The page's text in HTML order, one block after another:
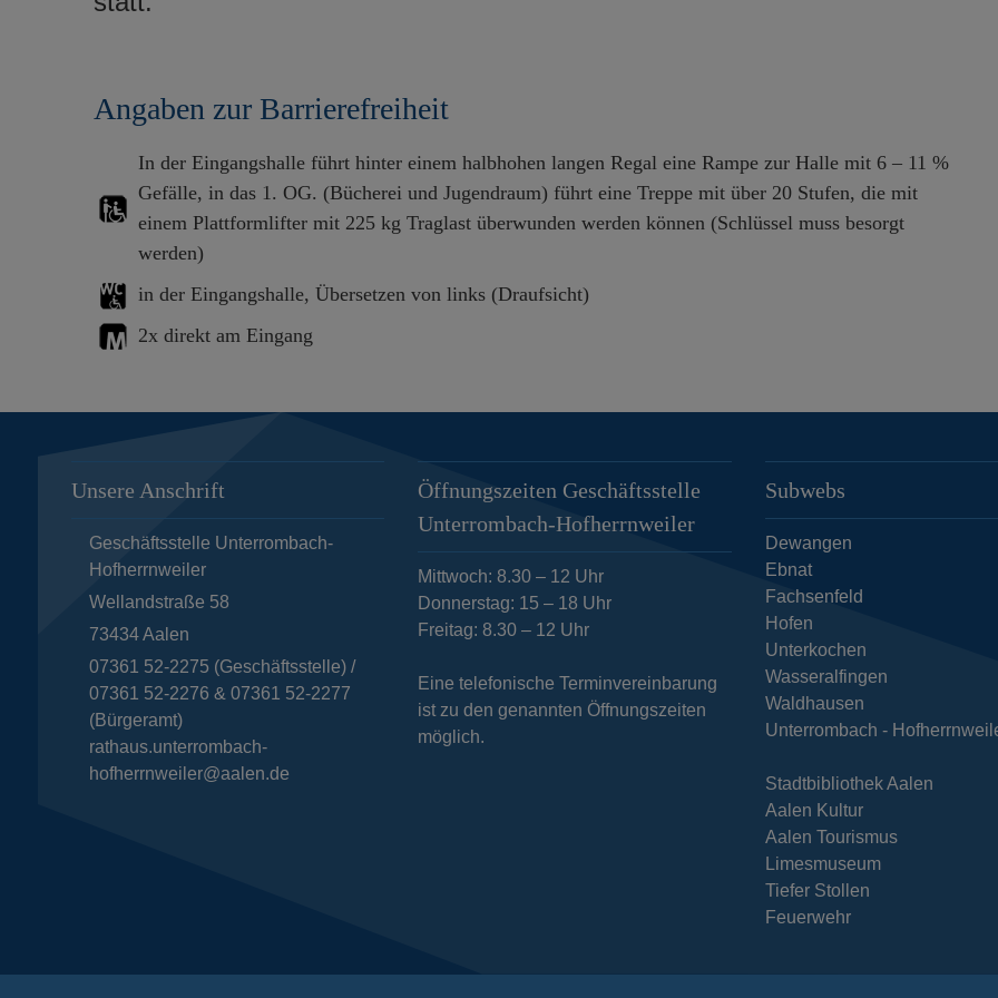
Angaben zur Barrierefreiheit
In der Eingangshalle führt hinter einem halbhohen langen Regal eine Rampe zur Halle mit 6 – 11 %
Gefälle, in das 1. OG. (Bücherei und Jugendraum) führt eine Treppe mit über 20 Stufen, die mit
einem Plattformlifter mit 225 kg Traglast überwunden werden können (Schlüssel muss besorgt
werden)
in der Eingangshalle, Übersetzen von links (Draufsicht)
2x direkt am Eingang
Unsere Anschrift
Geschäftsstelle Unterrombach-
Hofherrnweiler
Wellandstraße 58
73434 Aalen
07361 52-2275 (Geschäftsstelle) /
07361 52-2276 & 07361 52-2277
(Bürgeramt)
rathaus.unterrombach-
hofherrnweiler@aalen.de
Öffnungszeiten Geschäftsstelle
Unterrombach-Hofherrnweiler
Mittwoch: 8.30 – 12 Uhr
Donnerstag: 15 – 18 Uhr
Freitag: 8.30 – 12 Uhr
Eine telefonische Terminvereinbarung
ist zu den genannten Öffnungszeiten
möglich.
Subwebs
Dewangen
Ebnat
Fachsenfeld
Hofen
Unterkochen
Wasseralfingen
Waldhausen
Unterrombach -
Stadtbibliothek Aalen
Aalen Kultur
Aalen Tourismus
Limesmuseum
Tiefer Stollen
Feuerwehr